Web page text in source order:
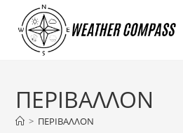
περιεχόμενο
ΠΕΡΙΒΑΛΛΟΝ
> ΠΕΡΙΒΑΛΛΟΝ